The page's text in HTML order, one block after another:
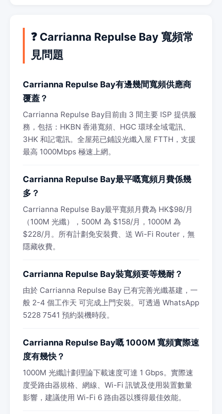
❓ Carrianna Repulse Bay 寬頻常
見問題
Carrianna Repulse Bay有邊幾間寬頻供應商
覆蓋？
Carrianna Repulse Bay目前由 3 間主要 ISP 提供服
務，包括：HKBN 香港寬頻、HGC 環球全域電訊、
3HK 和記電訊。全屋苑已鋪設光纖入屋 FTTH，支援
最高 1000Mbps 極速上網。
Carrianna Repulse Bay最平嘅寬頻月費係幾
多？
Carrianna Repulse Bay最平寬頻月費為 HK$98/月
（100M 光纖），500M 為 $158/月，1000M 為
$228/月。所有計劃免安裝費、送 Wi-Fi Router，無
隱藏收費。
Carrianna Repulse Bay裝寬頻要等幾耐？
由於 Carrianna Repulse Bay 已有完善光纖基建，一
般 2-4 個工作天 可完成上門安裝。可透過 WhatsApp
5228 7541 預約裝機時段。
Carrianna Repulse Bay嘅 1000M 寬頻實際速
度有幾快？
1000M 光纖計劃理論下載速度可達 1 Gbps。實際速
度受路由器規格、網線、Wi-Fi 訊號及使用裝置數量
影響，建議使用 Wi-Fi 6 路由器以獲得最佳效能。